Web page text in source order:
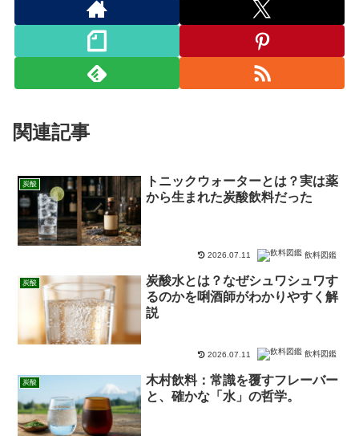
関連記事
炭酸
トニックウォーターとは？実は薬
から生まれた炭酸飲料だった
2026.07.11 飲料図鑑
炭酸
炭酸水とは？なぜシュワシュワす
るのかを唎酒師がわかりやすく解
説
2026.07.11 飲料図鑑
炭酸
木村飲料：常識を覆すフレーバー
と、確かな「水」の哲学。